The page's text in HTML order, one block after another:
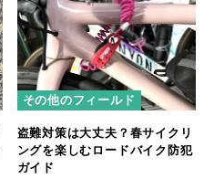
その他のフィールド
盗難対策は大丈夫？春サイクリ
ングを楽しむロードバイク防犯
ガイド